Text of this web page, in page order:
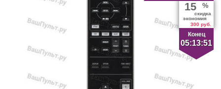
Конец
05:13:51
15 %
скидка
экономия
300 руб.